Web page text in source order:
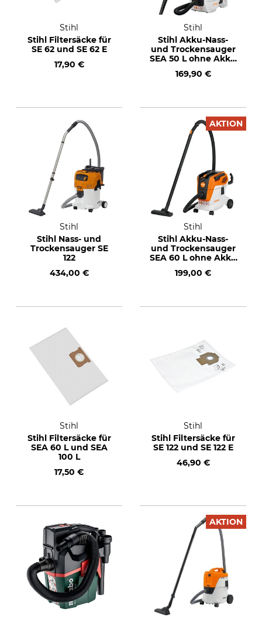
Stihl
Stihl Filtersäcke für
SE 62 und SE 62 E
17,90 €
Stihl
Stihl Akku-Nass-
und Trockensauger
SEA 50 L ohne Akku
169,90 €
Stihl
Stihl Nass- und
Trockensauger SE
122
434,00 €
AKTION
Stihl
Stihl Akku-Nass-
und Trockensauger
SEA 60 L ohne Akku
199,00 €
Stihl
Stihl Filtersäcke für
SEA 60 L und SEA
100 L
17,50 €
Stihl
Stihl Filtersäcke für
SE 122 und SE 122 E
46,90 €
AKTION